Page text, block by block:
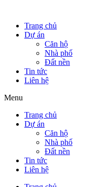
Trang chủ
Dự án
Căn hộ
Nhà phố
Đất nền
Tin tức
Liên hệ
Menu
Trang chủ
Dự án
Căn hộ
Nhà phố
Đất nền
Tin tức
Liên hệ